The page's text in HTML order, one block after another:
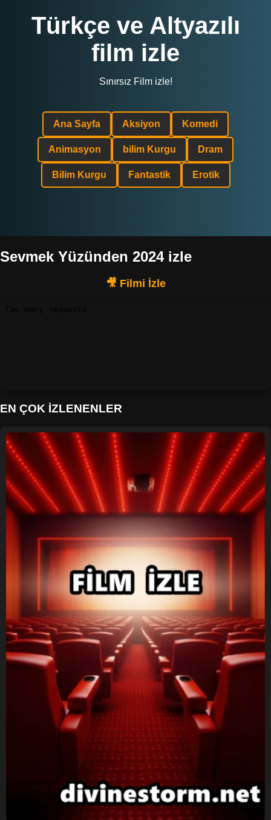
Türkçe ve Altyazılı
film izle
Sınırsız Film izle!
Ana Sayfa Aksiyon Komedi
Animasyon bilim Kurgu Dram
Bilim Kurgu Fantastik Erotik
Sevmek Yüzünden 2024 izle
EN ÇOK İZLENENLER